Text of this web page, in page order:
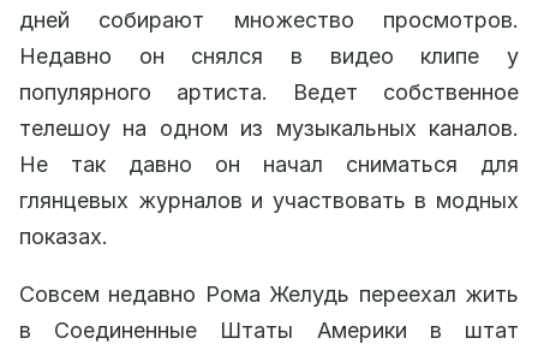
дней собирают множество просмотров.
Недавно он снялся в видео клипе у
популярного артиста. Ведет собственное
телешоу на одном из музыкальных каналов.
Не так давно он начал сниматься для
глянцевых журналов и участвовать в модных
показах.
Совсем недавно Рома Желудь переехал жить
в Соединенные Штаты Америки в штат